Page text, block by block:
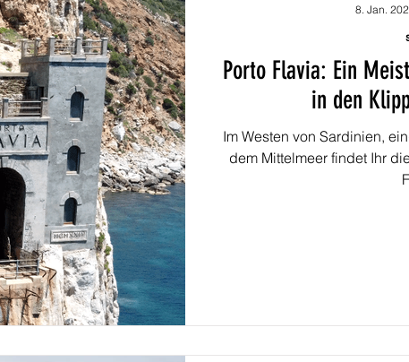
Porto Flavia: Ein
in den
Im Westen von Sardinien,
dem Mittelmeer findet Ihr
8. Jan.